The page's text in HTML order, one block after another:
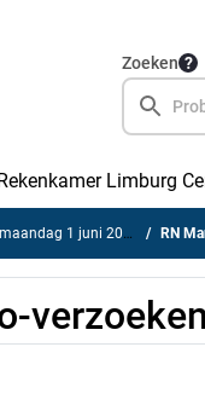
Zoeken
Limburg
1 juni 2026) RN